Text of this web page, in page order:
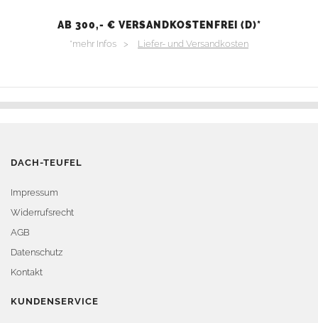
AB 300,- € VERSANDKOSTENFREI (D)*
*mehr Infos > Liefer- und Versandkosten
DACH-TEUFEL
Impressum
Widerrufsrecht
AGB
Datenschutz
Kontakt
KUNDENSERVICE